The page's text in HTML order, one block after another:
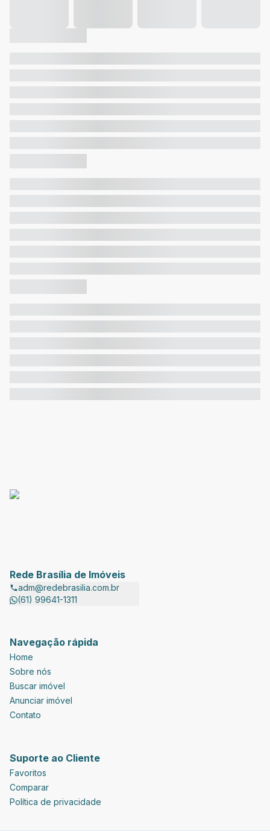
Rede Brasília de Imóveis
adm@redebrasilia.com.br
(61) 99641-1311
Navegação rápida
Home
Sobre nós
Buscar imóvel
Anunciar imóvel
Contato
Suporte ao Cliente
Favoritos
Comparar
Política de privacidade